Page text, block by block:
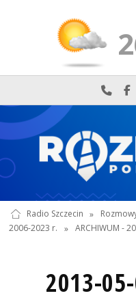
Radio Szczecin »
2006-2023 r.
» ARCHIWUM -
2013-